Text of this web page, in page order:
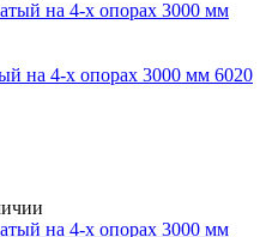
на 4-х опорах 3000 мм 6020